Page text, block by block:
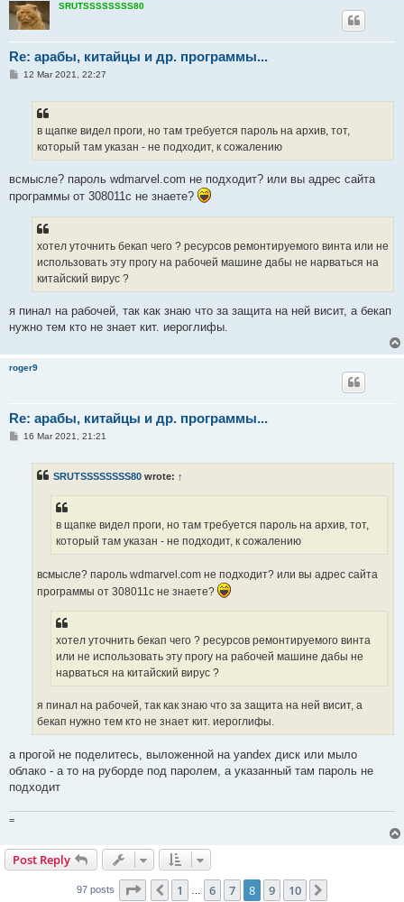
SRUTSSSSSSSS80
Re: арабы, китайцы и др. программы...
P12 Mar 2021, 22:27
в щапке видел проги, но там требуется пароль на архив, тот,
который там указан - не подходит, к сожалению
всмысле? пароль wdmarvel.com не подходит? или вы адрес сайта
программы от 308011с не знаете?
хотел уточнить бекап чего ? ресурсов ремонтируемого винта или не
использовать эту прогу на рабочей машине дабы не нарваться на
китайский вирус ?
я пинал на рабочей, так как знаю что за защита на ней висит, а бекап
нужно тем кто не знает кит. иероглифы.
roger9
Re: арабы, китайцы и др. программы...
P16 Mar 2021, 21:21
SRUTSSSSSSSS80 wrote: ↑
в щапке видел проги, но там требуется пароль на архив, тот,
который там указан - не подходит, к сожалению
всмысле? пароль wdmarvel.com не подходит? или вы адрес сайта
программы от 308011с не знаете?
хотел уточнить бекап чего ? ресурсов ремонтируемого винта
или не использовать эту прогу на рабочей машине дабы не
нарваться на китайский вирус ?
я пинал на рабочей, так как знаю что за защита на ней висит, а
бекап нужно тем кто не знает кит. иероглифы.
а прогой не поделитесь, выложенной на yandex диск или мыло
облако - а то на руборде под паролем, а указанный там пароль не
подходит
=
Post Reply
97 posts Page of10
Previous
1 6 7 8 9 10